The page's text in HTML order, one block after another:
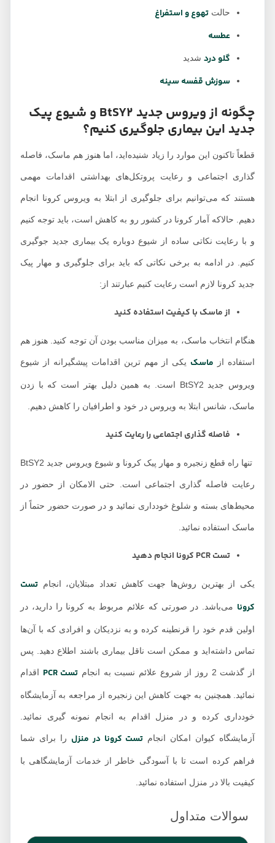
حالتتهوع و استفراغ
عطسه
گلو دردشدید
سوزش قفسه سینه
چگونه از ویروس جدید BtSY2 و شیوع پیک
جدید این بیماری جلوگیری کنیم؟
قطعاً تاکنون این موارد را زیاد شنیده‌اید، اما هنوز هم ماسک، فاصله
گذاری اجتماعی و رعایت پروتکل‌های بهداشتی اقدامات مهمی
هستند که می‌توانیم برای جلوگیری از ابتلا به ویروس کرونا انجام
دهیم. حالاکه آمار کرونا در کشور رو به کاهش است، باید توجه کنیم
و با رعایت نکاتی ساده از شیوع دوباره یک بیماری جدید جوگیری
کنیم. در ادامه به برخی نکاتی که باید برای جلوگیری و مهار پیک
جدید کرونا لازم است رعایت کنیم عبارتند از:
از ماسک با کیفیت استفاده کنید
هنگام انتخاب ماسک، به میزان مناسب بودن آن توجه کنید. هنوز هم
استفاده ازماسکیکی از مهم ترین اقدامات پیشگیرانه از شیوع
ویروس جدید BtSY2 است. به همین دلیل بهتر است که با زدن
ماسک، شانس ابتلا به ویروس در خود و اطرافیان را کاهش دهیم.
فاصله گذاری اجتماعی را رعایت کنید
تنها راه قطع زنجیره و مهار پیک کرونا و شیوع ویروس جدید BtSY2
رعایت فاصله گذاری اجتماعی است. حتی الامکان از حضور در
محیط‌های بسته و شلوغ خودداری نمائید و در صورت حضور حتماً از
ماسک استفاده نمائید.
تست PCR کرونا انجام دهید
یکی از بهترین روش‌ها جهت کاهش تعداد مبتلایان، انجامتست
می‌باشد. در صورتی که علائم مربوط به کرونا را دارید، در
اولین قدم خود را قرنطینه کرده و به نزدیکان و افرادی که با آن‌ها
تماس داشته‌اید و ممکن است ناقل بیماری باشند اطلاع دهید. پس
از گذشت 2 روز از شروع علائم نسبت به انجام تست PCR اقدام
نمائید. همچنین به جهت کاهش این زنجیره از مراجعه به آزمایشگاه
خودداری کرده و در منزل اقدام به انجام نمونه گیری نمائید.
آزمایشگاه کیوان امکان انجامتست کرونا در منزل را برای شما
فراهم کرده است تا با آسودگی خاطر از خدمات آزمایشگاهی با
کیفیت بالا در منزل استفاده نمائید.